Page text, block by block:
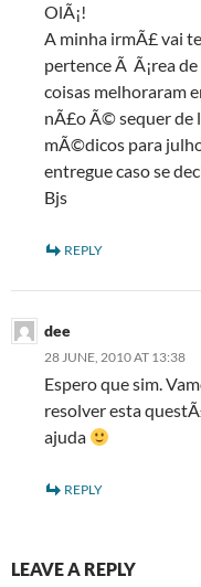
OlÃ¡!
A minha irmÃ£ vai
pertence Ã Ã¡rea
coisas melhoraram
nÃ£o Ã© sequer de
mÃ©dicos para
entregue caso se
Bjs
REPLY
dee
28 JUNE, 2010 AT 13:38
Espero que sim.
resolver esta
ajuda
REPLY
LEAVE A REPLY